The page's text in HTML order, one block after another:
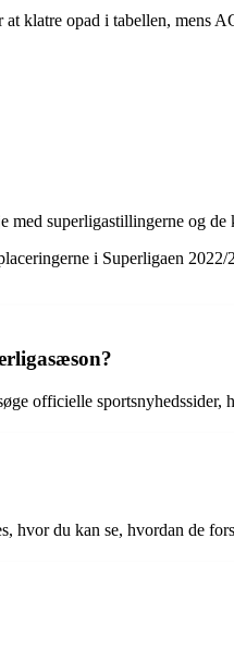
opad i tabellen, mens
superligastillingerne og
i Superligaen
officielle
hvor du kan se, hvordan de